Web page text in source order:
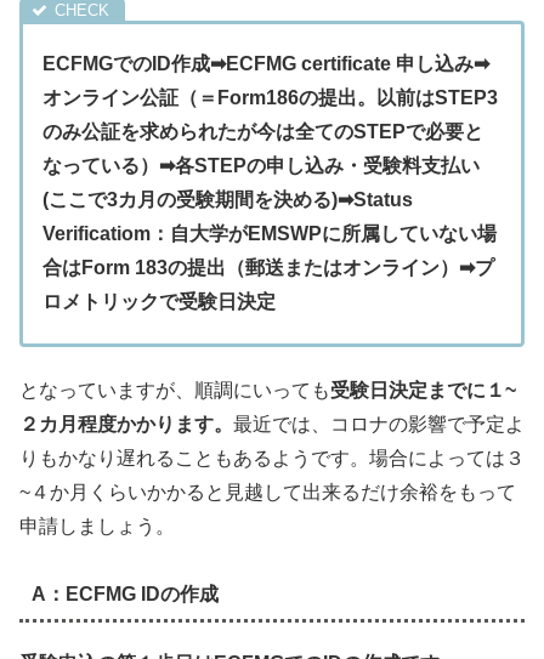
ECFMGでのID作成➡ECFMG certificate 申し込み➡
オンライン公証（＝Form186の提出。以前はSTEP3
のみ公証を求められたが今は全てのSTEPで必要と
なっている）➡各STEPの申し込み・受験料支払い
(ここで3カ月の受験期間を決める)➡Status
Verificatiom：自大学がEMSWPに所属していない場
合はForm 183の提出（郵送またはオンライン）➡プ
ロメトリックで受験日決定
となっていますが、順調にいっても受験日決定までに１~
２カ月程度かかります。 最近では、コロナの影響で予定よ
りもかなり遅れることもあるようです。場合によっては３
~４か月くらいかかると見越して出来るだけ余裕をもって
申請しましょう。
A：ECFMG IDの作成